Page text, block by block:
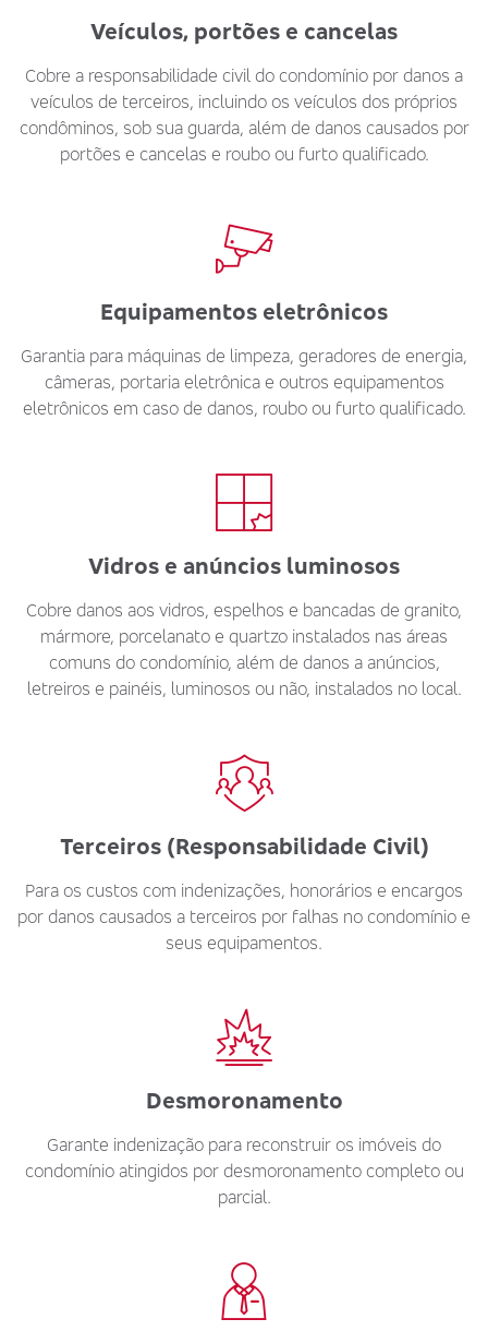
Veículos, portões e cancelas
Cobre a responsabilidade civil do condomínio por danos a
veículos de terceiros, incluindo os veículos dos próprios
condôminos, sob sua guarda, além de danos causados por
portões e cancelas e roubo ou furto qualificado.
Equipamentos eletrônicos
Garantia para máquinas de limpeza, geradores de energia,
câmeras, portaria eletrônica e outros equipamentos
eletrônicos em caso de danos, roubo ou furto qualificado.
Vidros e anúncios luminosos
Cobre danos aos vidros, espelhos e bancadas de granito,
mármore, porcelanato e quartzo instalados nas áreas
comuns do condomínio, além de danos a anúncios,
letreiros e painéis, luminosos ou não, instalados no local.
Terceiros (Responsabilidade Civil)
Para os custos com indenizações, honorários e encargos
por danos causados a terceiros por falhas no condomínio e
seus equipamentos.
Desmoronamento
Garante indenização para reconstruir os imóveis do
condomínio atingidos por desmoronamento completo ou
parcial.